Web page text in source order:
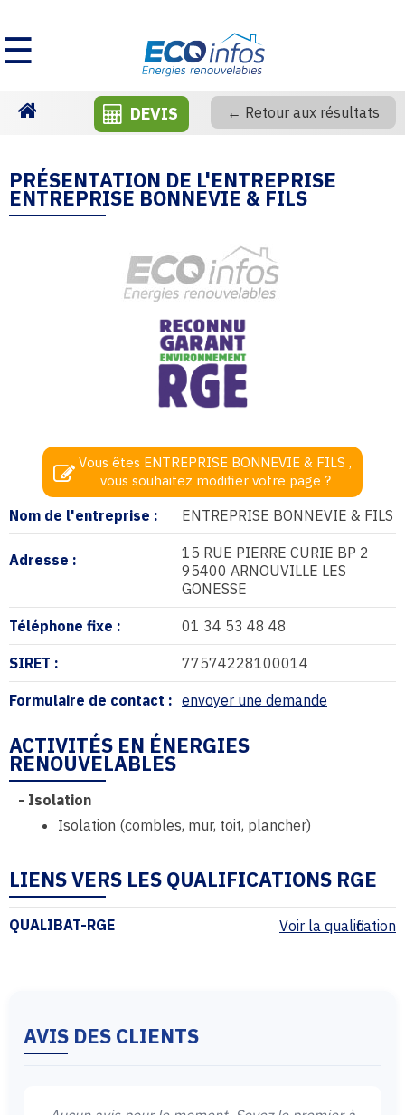
☰
DEVIS ← Retour aux résultats
PRÉSENTATION DE L'ENTREPRISE
ENTREPRISE BONNEVIE & FILS
Nom de l'entreprise : ENTREPRISE BONNEVIE & FILS
Adresse :
15 RUE PIERRE CURIE BP 2
95400 ARNOUVILLE LES
GONESSE
Téléphone fixe : 01 34 53 48 48
SIRET : 77574228100014
Formulaire de contact : envoyer une demande
Vous êtes ENTREPRISE BONNEVIE & FILS ,
vous souhaitez modifier votre page ?
ACTIVITÉS EN ÉNERGIES
RENOUVELABLES
- Isolation
Isolation (combles, mur, toit, plancher)
LIENS VERS LES QUALIFICATIONS RGE
QUALIBAT-RGE Voir la qualification
AVIS DES CLIENTS